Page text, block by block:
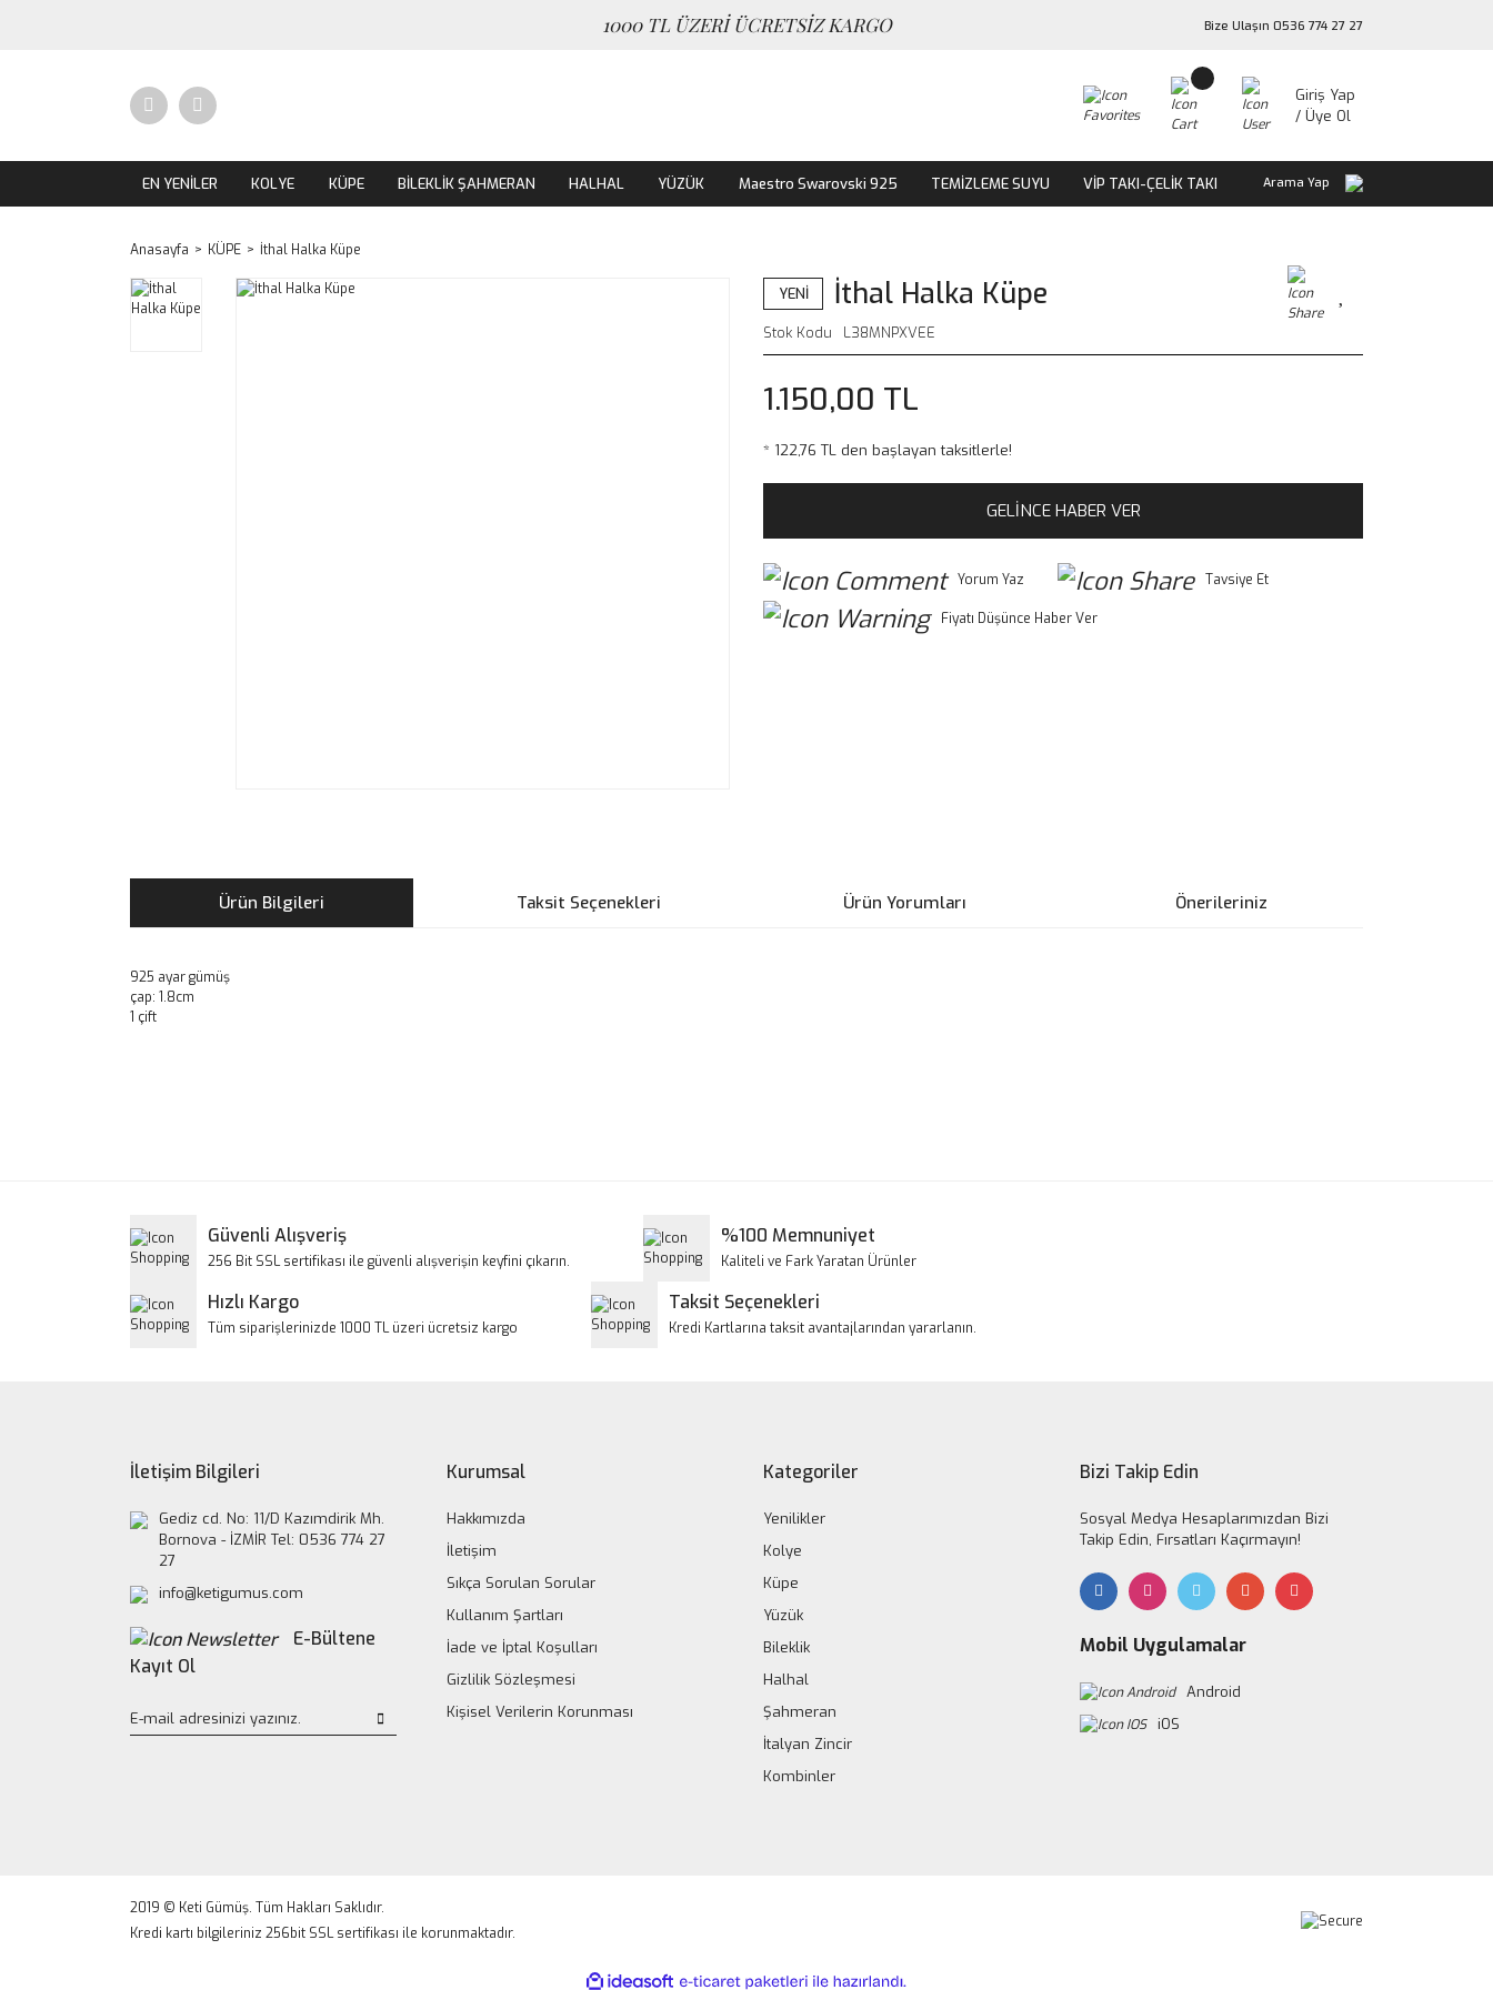
1000 TL ÜZERİ ÜCRETSİZ KARGO Bize Ulaşın 0536 774 27 27
Giriş Yap
/ Üye Ol
EN YENİLER KOLYE KÜPE BİLEKLİK ŞAHMERAN HALHAL YÜZÜK Maestro Swarovski 925 TEMİZLEME SUYU VİP TAKI-ÇELİK TAKI Arama Yap
Anasayfa KÜPE İthal Halka Küpe
YENİ İthal Halka Küpe
Stok Kodu L38MNPXVEE
1.150,00 TL
* 122,76 TL den başlayan taksitlerle!
GELİNCE HABER VER
Yorum Yaz Tavsiye Et
Fiyatı Düşünce Haber Ver
Ürün Bilgileri Taksit Seçenekleri Ürün Yorumları Önerileriniz
925 ayar gümüş
çap: 1.8cm
1 çift
Ürün fiyatı diğer sitelerden daha pahalı.
Güvenli Alışveriş
256 Bit SSL sertifikası ile güvenli alışverişin keyfini çıkarın.
%100 Memnuniyet
Kaliteli ve Fark Yaratan Ürünler
Hızlı Kargo
Tüm siparişlerinizde 1000 TL üzeri ücretsiz kargo
Taksit Seçenekleri
Kredi Kartlarına taksit avantajlarından yararlanın.
İletişim Bilgileri
Gediz cd. No: 11/D Kazımdirik Mh.
Bornova - İZMİR Tel: 0536 774 27
27
info@ketigumus.com
E-Bültene
Kayıt Ol
Kurumsal
Hakkımızda
İletişim
Sıkça Sorulan Sorular
Kullanım Şartları
İade ve İptal Koşulları
Gizlilik Sözleşmesi
Kişisel Verilerin Korunması
Kategoriler
Yenilikler
Kolye
Küpe
Yüzük
Bileklik
Halhal
Şahmeran
İtalyan Zincir
Kombinler
Bizi Takip Edin
Sosyal Medya Hesaplarımızdan Bizi
Takip Edin, Fırsatları Kaçırmayın!
Mobil Uygulamalar
Android
iOS
2019 © Keti Gümüş. Tüm Hakları Saklıdır.
Kredi kartı bilgileriniz 256bit SSL sertifikası ile korunmaktadır.
ideasoft e-